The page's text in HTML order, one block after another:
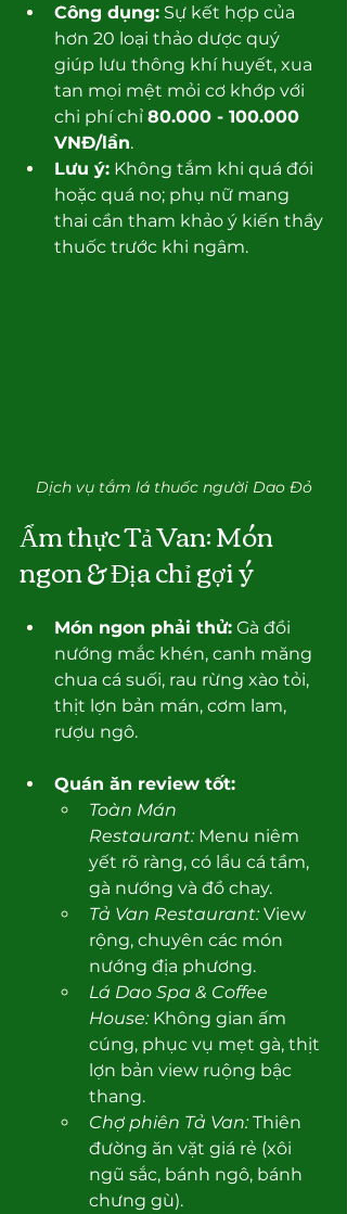
Công dụng: Sự kết hợp của
hơn 20 loại thảo dược quý
giúp lưu thông khí huyết, xua
tan mọi mệt mỏi cơ khớp với
chi phí chỉ 80.000 - 100.000
VNĐ/lần.
Lưu ý: Không tắm khi quá đói
hoặc quá no; phụ nữ mang
thai cần tham khảo ý kiến thầy
thuốc trước khi ngâm.
Dịch vụ tắm lá thuốc người Dao Đỏ
Ẩm thực Tả Van: Món
ngon & Địa chỉ gợi ý
Món ngon phải thử: Gà đồi
nướng mắc khén, canh măng
chua cá suối, rau rừng xào tỏi,
thịt lợn bản mán, cơm lam,
rượu ngô.
Quán ăn review tốt:
Toàn Mán
Restaurant: Menu niêm
yết rõ ràng, có lẩu cá tầm,
gà nướng và đồ chay.
Tả Van Restaurant: View
rộng, chuyên các món
nướng địa phương.
Lá Dao Spa & Coffee
House: Không gian ấm
cúng, phục vụ mẹt gà, thịt
lợn bản view ruộng bậc
thang.
Chợ phiên Tả Van: Thiên
đường ăn vặt giá rẻ (xôi
ngũ sắc, bánh ngô, bánh
chưng gù).